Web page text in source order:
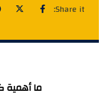
ما أهمية